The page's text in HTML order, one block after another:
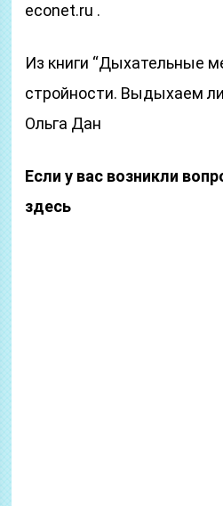
econet.ru .
Из книги “Дыхательные
стройности. Выдыхаем
Ольга Дан
Если у вас возникли
здесь